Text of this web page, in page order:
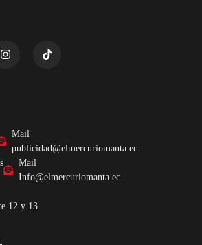
Mail
publicidad@elmercuriomanta.ec
Mail
Info@elmercuriomanta.ec
12 y 13